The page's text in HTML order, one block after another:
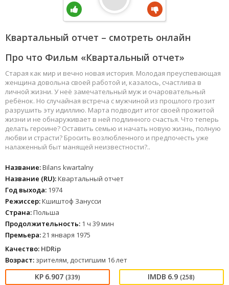
Квартальный отчет – смотреть онлайн
Про что Фильм «Квартальный отчет»
Старая как мир и вечно новая история. Молодая преуспевающая
женщина довольна своей работой и, казалось, счастлива в
личной жизни. У неё замечательный муж и очаровательный
ребёнок. Но случайная встреча с мужчиной из прошлого грозит
разрушить эту идиллию. Марта подводит итог своей прожитой
жизни и не обнаруживает в ней подлинного счастья. Что теперь
делать героине? Оставить семью и начать новую жизнь, полную
любви и страсти? Бросить возлюбленного и предпочесть уже
налаженный быт манящей неизвестности?..
Название:Bilans kwartalny
Название (RU):Квартальный отчет
Год выхода: 1974
Режиссер:Кшиштоф Занусси
Страна:Польша
Продолжительность: 1 ч 39 мин
Премьера:21 января 1975
Качество: HDRip
Возраст: зрителям, достигшим 16 лет
6.907 (339) 6.9 (258)